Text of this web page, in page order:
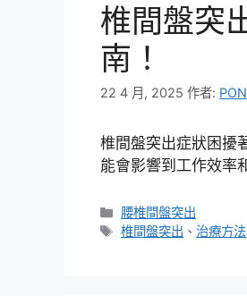
椎間盤突
南！
22 4 月, 2025 作者:
椎間盤突出症狀困擾
能會影響到工作效率
分
類
腰椎間盤突出
標
椎間盤突出 、治療方法